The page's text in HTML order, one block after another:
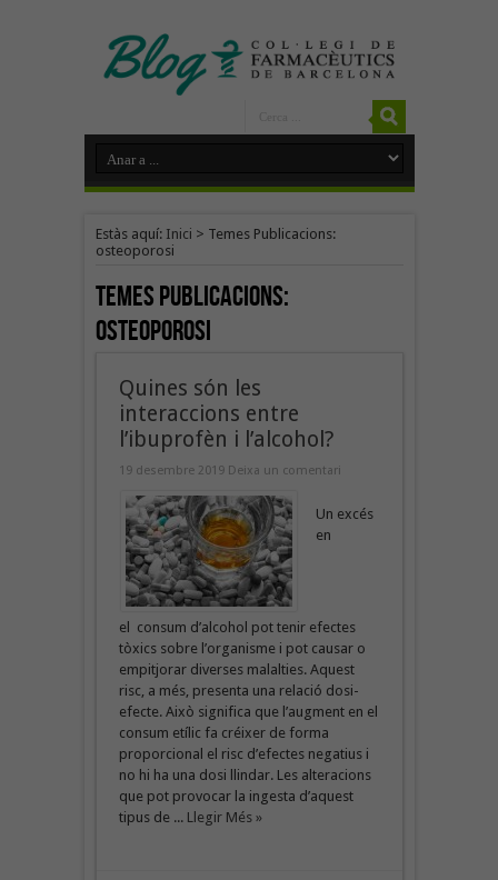
Estàs aquí: Inici > Temes Publicacions:
osteoporosi
Temes Publicacions:
osteoporosi
Quines són les
interaccions entre
l’ibuprofèn i l’alcohol?
19 desembre 2019 Deixa un comentari
Un excés
en
el consum d’alcohol pot tenir efectes
tòxics sobre l’organisme i pot causar o
empitjorar diverses malalties. Aquest
risc, a més, presenta una relació dosi-
efecte. Això significa que l’augment en el
consum etílic fa créixer de forma
proporcional el risc d’efectes negatius i
no hi ha una dosi llindar. Les alteracions
que pot provocar la ingesta d’aquest
tipus de ... Llegir Més »